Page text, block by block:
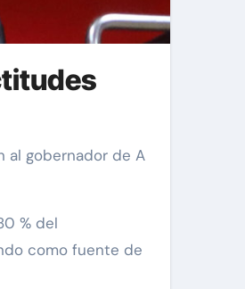
% del
como fuente de